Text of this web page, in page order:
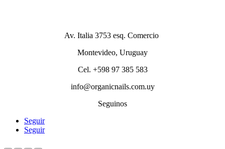
Av. Italia 3753 esq. Comercio
Montevideo, Uruguay
Cel. +598 97 385 583
info@organicnails.com.uy
Seguinos
Seguir
Seguir